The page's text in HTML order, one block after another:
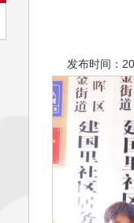
发布时间：